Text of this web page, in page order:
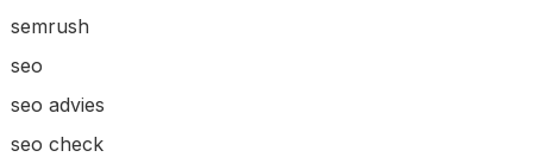
semrush
seo
seo advies
seo check